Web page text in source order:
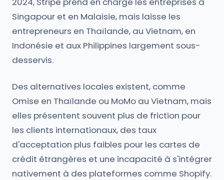
Singapour et en Malaisie, mais laisse les
entrepreneurs en Thaïlande, au Vietnam, en
Indonésie et aux Philippines largement sous-
desservis.
Des alternatives locales existent, comme
Omise en Thaïlande ou MoMo au Vietnam, mais
elles présentent souvent plus de friction pour
les clients internationaux, des taux
d'acceptation plus faibles pour les cartes de
crédit étrangères et une incapacité à s'intégrer
nativement à des plateformes comme Shopify.